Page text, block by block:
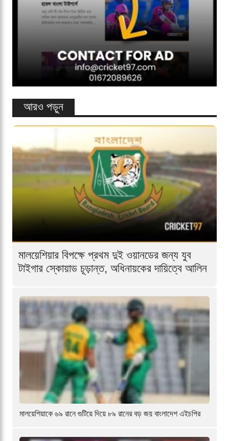
আরও পড়ুন
মালয়েশিয়ার বিপক্ষে প্রথম দুই ওয়ানডের জন্য যুব
টাইগার স্কোয়াড চূড়ান্ত, অধিনায়কের দায়িত্বে আলিন
মালয়েশিয়াকে ৬৯ রানে গুটিয়ে দিয়ে ৮৯ রানের বড় জয় বাংলাদেশ এইচপির